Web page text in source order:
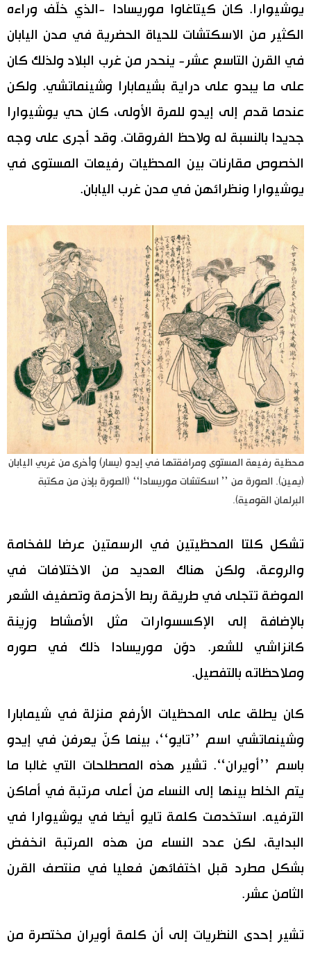
إعلان
يوشيوارا. كان كيتاغاوا موريسادا -الذي خلّف وراءه
الكثير من الاسكتشات للحياة الحضرية في مدن اليابان
في القرن التاسع عشر- ينحدر من غرب البلاد ولذلك كان
على ما يبدو على دراية بشيمابارا وشينماتشي. ولكن
عندما قدم إلى إيدو للمرة الأولى، كان حي يوشيوارا
جديدا بالنسبة له ولاحظ الفروقات. وقد أجرى على وجه
الخصوص مقارنات بين المحظيات رفيعات المستوى في
يوشيوارا ونظرائهن في مدن غرب اليابان.
محظية رفيعة المستوى ومرافقتها في إيدو (يسار) وأخرى من غربي اليابان
(يمين). الصورة من ’’ اسكتشات موريسادا‘‘ (الصورة بإذن من مكتبة
البرلمان القومية).
تشكل كلتا المحظيتين في الرسمتين عرضا للفخامة
والروعة، ولكن هناك العديد من الاختلافات في
الموضة تتجلى في طريقة ربط الأحزمة وتصفيف الشعر
بالإضافة إلى الإكسسوارات مثل الأمشاط وزينة
كانزاشي للشعر. دوّن موريسادا ذلك في صوره
وملاحظاته بالتفصيل.
كان يطلق على المحظيات الأرفع منزلة في شيمابارا
وشينماتشي اسم ’’تايو‘‘، بينما كنّ يعرفن في إيدو
باسم ’’أويران‘‘. تشير هذه المصطلحات التي غالبا ما
يتم الخلط بينها إلى النساء من أعلى مرتبة في أماكن
الترفيه. استخدمت كلمة تايو أيضا في يوشيوارا في
البداية، لكن عدد النساء من هذه المرتبة انخفض
بشكل مطرد قبل اختفائهن فعليا في منتصف القرن
الثامن عشر.
تشير إحدى النظريات إلى أن كلمة أويران مختصرة من